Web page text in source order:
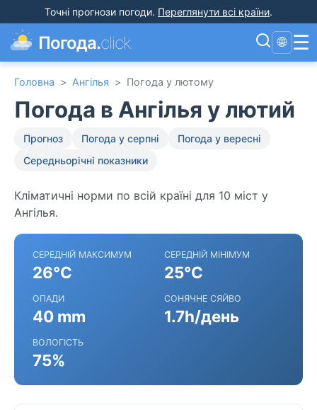
Точні прогнози погоди. Переглянути всі країни.
Погода.click 🌐 ☰
Головна > Ангілья > Погода у лютому
Погода в Ангілья у лютий
Прогноз Погода у серпні
Погода у вересні
Середньорічні показники
Кліматичні норми по всій країні для 10 міст у
Ангілья.
СЕРЕДНІЙ МАКСИМУМ
26°C
СЕРЕДНІЙ МІНІМУМ
25°C
ОПАДИ
40 mm
СОНЯЧНЕ СЯЙВО
1.7h/день
ВОЛОГІСТЬ
75%